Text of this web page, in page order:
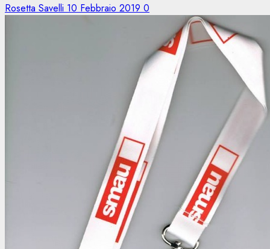
Rosetta Savelli 10 Febbraio 2019 0